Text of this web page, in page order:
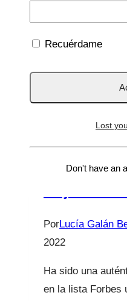
infantil,
pantallas
en
tiempos
ruido
digital
Lista
PorLucía Galán
2022
Ha sido una
en la lista Forbes
Recuérdame
Lost
Don't have an